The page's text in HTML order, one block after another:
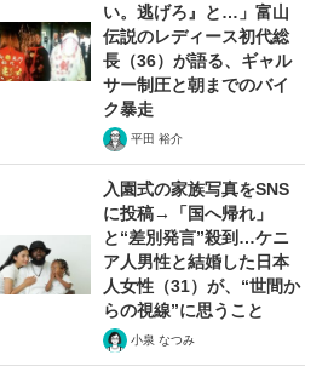
い。逃げろ』と…」富山
伝説のレディース初代総
長（36）が語る、ギャル
サー制圧と朝までのバイ
ク暴走
平田 裕介
入園式の家族写真をSNS
に投稿→「国へ帰れ」
と“差別発言”殺到…ケニ
ア人男性と結婚した日本
人女性（31）が、“世間か
らの視線”に思うこと
小泉 なつみ